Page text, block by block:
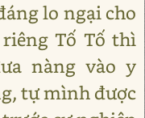
lo ngại cho
Tố Tố thì
nàng vào y
tự mình được